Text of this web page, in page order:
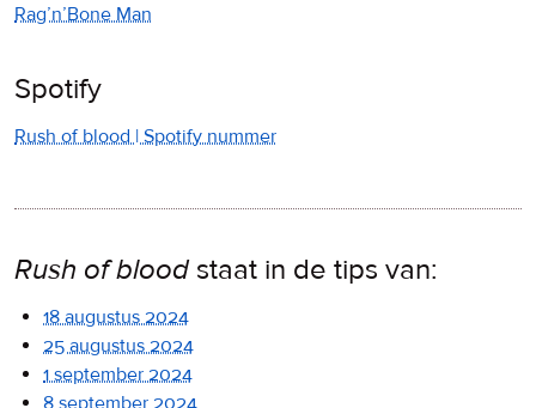
Rag’n’Bone Man
Spotify
Rush of blood | Spotify nummer
Rush of bloodstaat in de tips van:
18 augustus 2024
25 augustus 2024
1 september 2024
8 september 2024